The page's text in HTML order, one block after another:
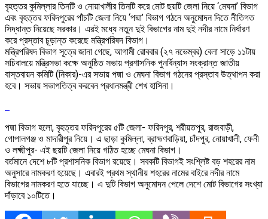
বৃহত্তর কুমিল্লার তিনটি ও নোয়াখালীর তিনটি করে মোট ছয়টি জেলা নিয়ে ‘মেঘনা’ বিভাগ
এবং বৃহত্তর ফরিদপুরের পাঁচটি জেলা নিয়ে ‘পদ্মা’ বিভাগ গঠনে অনুমোদন দিতে নীতিগত
সিদ্ধান্ত নিয়েছে সরকার। এরই মধ্যে নতুন দুই বিভাগের নাম দুই নদীর নামে নির্ধারণ
করে প্রস্তাব চূড়ান্ত করেছে মন্ত্রিপরিষদ বিভাগ।
মন্ত্রিপরিষদ বিভাগ সূত্রে জানা গেছে, আগামী রোববার (২৭ নভেম্বর) বেলা সাড়ে ১১টায়
সচিবালয়ে মন্ত্রিসভা কক্ষে অনুষ্ঠিত সভায় প্রশাসনিক পুনর্বিন্যাস সংক্রান্ত জাতীয়
বাস্তবায়ন কমিটি (নিকার)-এর সভায় পদ্মা ও মেঘনা বিভাগ গঠনের প্রস্তাব উত্থাপন করা
হবে। সভায় সভাপতিত্ব করবেন প্রধানমন্ত্রী শেখ হাসিনা।
পদ্মা বিভাগ হলো, বৃহত্তর ফরিদপুরের ৫টি জেলা- ফরিদপুর, শরীয়তপুর, রাজবাড়ী,
গোপালগঞ্জ ও মাদারীপুর নিয়ে। এ ছাড়া কুমিল্লা, ব্রাহ্মণবাড়িয়া, চাঁদপুর, নোয়াখালী, ফেনী
ও লক্ষ্মীপুর- এই ছয়টি জেলা নিয়ে গঠিত হচ্ছে মেঘনা বিভাগ।
বর্তমানে দেশে ৮টি প্রশাসনিক বিভাগ রয়েছে। সবকটি বিভাগই সংশ্লিষ্ট বড় শহরের নাম
অনুসারে নামকরণ হয়েছে। এবারই প্রথম স্থানীয় শহরের নামের বাইরে নদীর নামে
বিভাগের নামকরণ হতে যাচ্ছে। এ দুটি বিভাগ অনুমোদন পেলে দেশে মোট বিভাগের সংখ্যা
দাঁড়াবে ১০টিতে।